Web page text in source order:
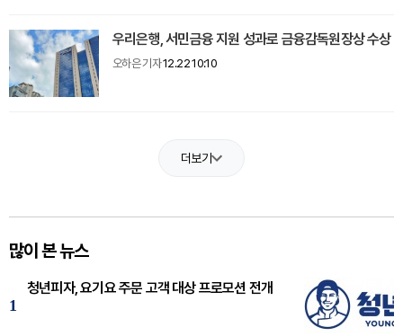
우리은행, 서민금융 지원 성과로 금융감독원장상 수상
오하은 기자12.22 10:10
더보기
많이 본 뉴스
1
청년피자, 요기요 주문 고객 대상 프로모션 전개